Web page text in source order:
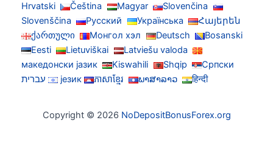
Hrvatski
Čeština Magyar
Slovenčina
Slovenščina
Русский Українська
Հայերեն
ქართული
Монгол хэл Deutsch
Bosanski
Eesti
Lietuviškai
Latviešu valoda
македонски јазик
Kiswahili Shqip
Српски
језик
ភាសាខ្មែរ ພາສາລາວ हिन्दी עברית
Copyright © 2026NoDepositBonusForex.org